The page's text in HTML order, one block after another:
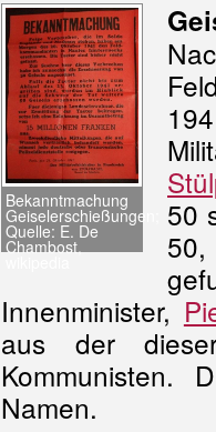
Bekanntmachung
Geiselerschießungen;
Quelle: E. De
Chambost,
50
Innenminister,
aus der
Kommunisten.
Namen.